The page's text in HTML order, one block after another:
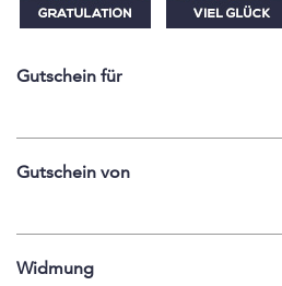
Gutschein für
Gutschein von
Widmung